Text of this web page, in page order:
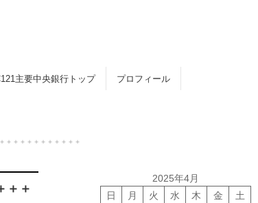
主要中央銀行トップ プロフィール
＋＋＋＋＋＋＋＋＋＋＋
＋＋
2025年4月
日
月 火 水 木 金
土